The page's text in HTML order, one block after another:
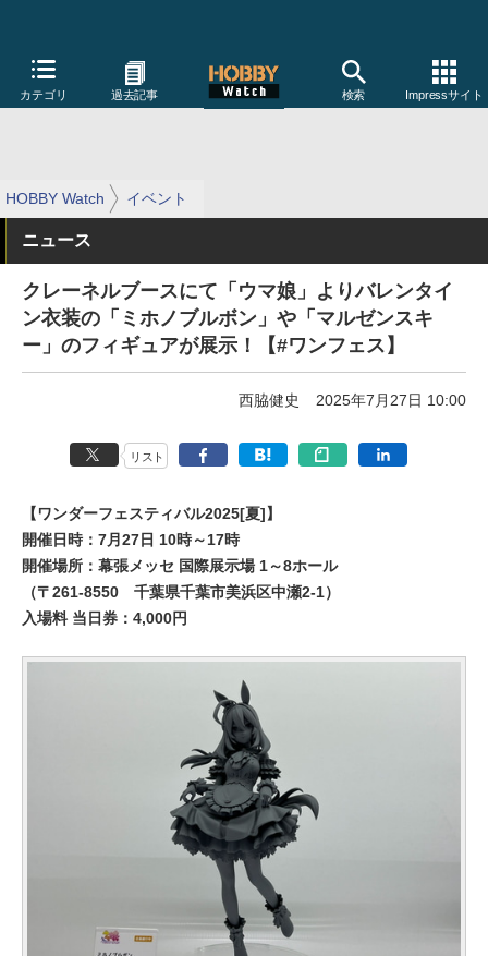
カテゴリ 過去記事 検索 Impressサイト
HOBBY Watch イベント
ニュース
クレーネルブースにて「ウマ娘」よりバレンタイ
ン衣装の「ミホノブルボン」や「マルゼンスキ
ー」のフィギュアが展示！【#ワンフェス】
西脇健史 2025年7月27日 10:00
リスト
【ワンダーフェスティバル2025[夏]】
開催日時：7月27日 10時～17時
開催場所：幕張メッセ 国際展示場 1～8ホール
（〒261-8550 千葉県千葉市美浜区中瀬2-1）
入場料 当日券：4,000円